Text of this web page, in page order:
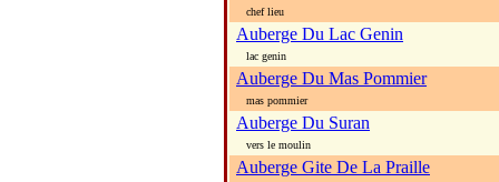
chef lieu
Auberge Du Lac Genin
lac genin
Auberge Du Mas Pommier
mas pommier
Auberge Du Suran
vers le moulin
Auberge Gite De La Praille